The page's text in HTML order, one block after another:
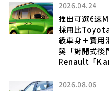
2026.04.24
推出可選6速
採用比
級車身＋實用
與「對開式後
Renault「
2026.08.06